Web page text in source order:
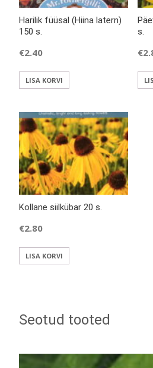
Harilik füüsal (Hiina latern)
150 s.
€2.40
LISA KORVI
s.
€
Kollane siilkübar 20 s.
€2.80
LISA KORVI
Seotud tooted